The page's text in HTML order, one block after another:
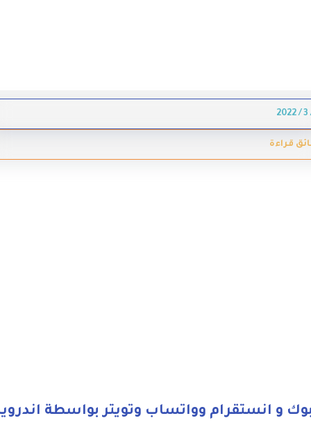
و انستقرام وواتساب وتويتر بواسطة